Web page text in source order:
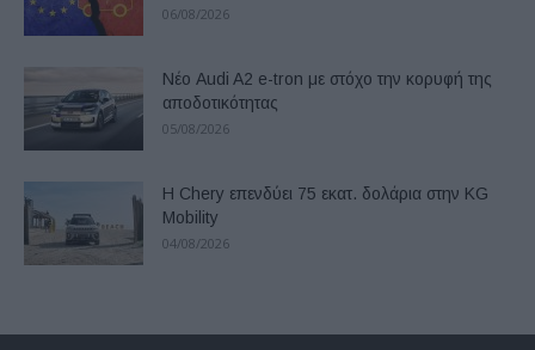
06/08/2026
Νέο Audi A2 e-tron με στόχο την κορυφή της
αποδοτικότητας
05/08/2026
Η Chery επενδύει 75 εκατ. δολάρια στην KG
Mobility
04/08/2026